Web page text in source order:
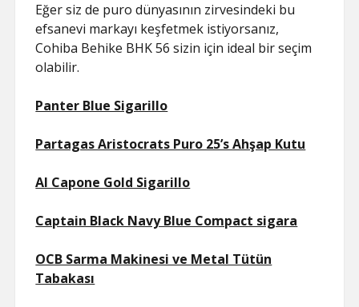
Eğer siz de puro dünyasının zirvesindeki bu
efsanevi markayı keşfetmek istiyorsanız,
Cohiba Behike BHK 56 sizin için ideal bir seçim
olabilir.
Panter Blue Sigarillo
Partagas Aristocrats Puro 25’s Ahşap Kutu
Al Capone Gold Sigarillo
Captain Black Navy Blue Compact sigara
OCB Sarma Makinesi ve Metal Tütün
Tabakası